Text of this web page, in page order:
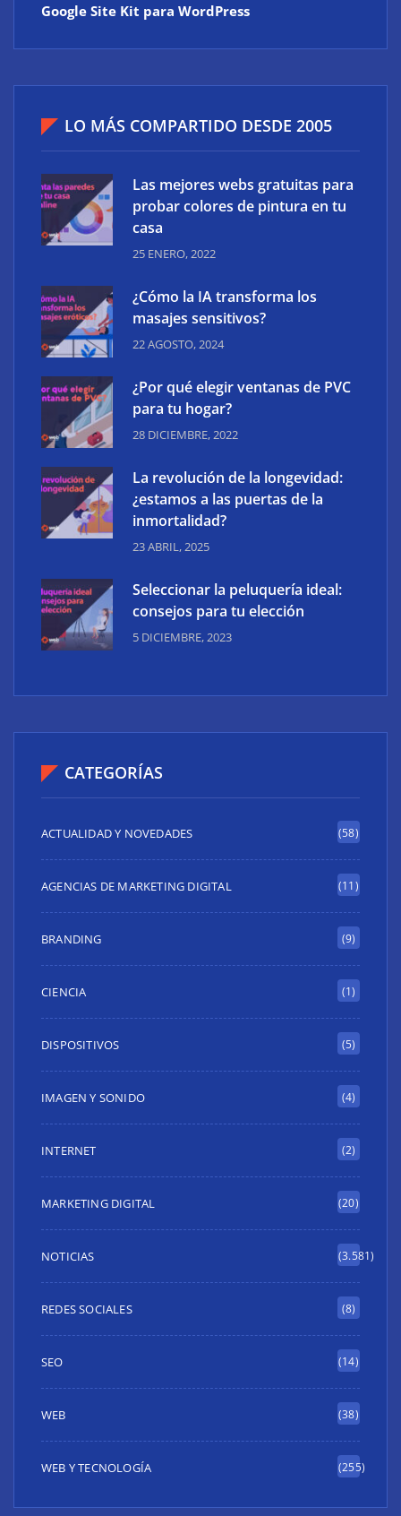
Google Site Kit para WordPress
LO MÁS COMPARTIDO DESDE 2005
Las mejores webs gratuitas para
probar colores de pintura en tu
casa
25 ENERO, 2022
¿Cómo la IA transforma los
masajes sensitivos?
22 AGOSTO, 2024
¿Por qué elegir ventanas de PVC
para tu hogar?
28 DICIEMBRE, 2022
La revolución de la longevidad:
¿estamos a las puertas de la
inmortalidad?
23 ABRIL, 2025
Seleccionar la peluquería ideal:
consejos para tu elección
5 DICIEMBRE, 2023
CATEGORÍAS
ACTUALIDAD Y NOVEDADES (58)
AGENCIAS DE MARKETING DIGITAL (11)
BRANDING (9)
CIENCIA (1)
DISPOSITIVOS (5)
IMAGEN Y SONIDO (4)
INTERNET (2)
MARKETING DIGITAL (20)
NOTICIAS (3.581)
REDES SOCIALES (8)
SEO (14)
WEB (38)
WEB Y TECNOLOGÍA (255)